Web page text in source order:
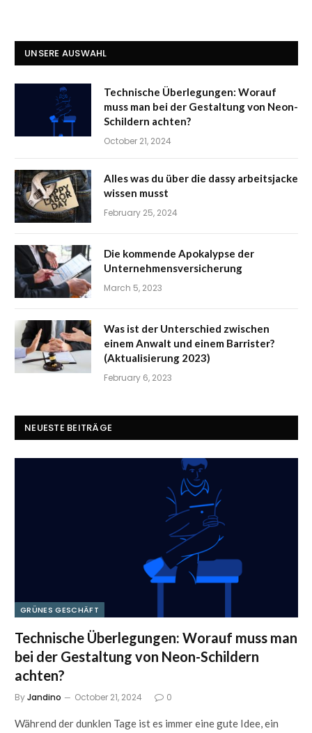
UNSERE AUSWAHL
Technische Überlegungen: Worauf
muss man bei der Gestaltung von Neon-
Schildern achten?
October 21, 2024
Alles was du über die dassy arbeitsjacke
wissen musst
February 25, 2024
Die kommende Apokalypse der
Unternehmensversicherung
March 5, 2023
Was ist der Unterschied zwischen
einem Anwalt und einem Barrister?
(Aktualisierung 2023)
February 6, 2023
NEUESTE BEITRÄGE
GRÜNES GESCHÄFT
Technische Überlegungen: Worauf muss man
bei der Gestaltung von Neon-Schildern
achten?
ByJandino October 21, 2024 0
Während der dunklen Tage ist es immer eine gute Idee, ein